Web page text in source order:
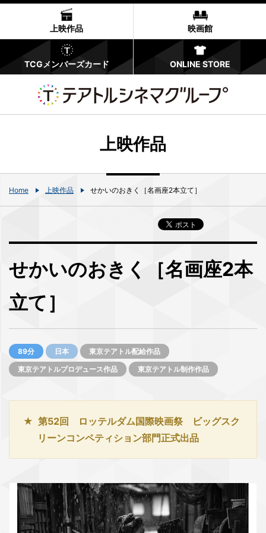
上映作品 映画館
TCGメンバーズカード ONLINE STORE
上映作品
Home 上映作品 せかいのおきく［名画座2本立て］
せかいのおきく［名画座2本
立て］
89分 日本
東京テアトル配給作品
東京テアトルプロデュース作品
東京テアトル制作作品
第52回 ロッテルダム国際映画祭 ビッグスク
リーンコンペティション部門正式出品